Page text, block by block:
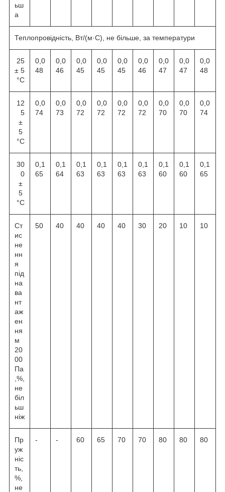
ьш
а
Теплопровідність, Вт/(м·С), не більше, за температури
25
± 5
°С
0,0
48
0,0
46
0,0
45
0,0
45
0,0
45
0,0
46
0,0
47
0,0
47
0,0
48
12
5
±
5
°С
0,0
74
0,0
73
0,0
72
0,0
72
0,0
72
0,0
72
0,0
70
0,0
70
0,0
74
30
0
±
5
°С
0,1
65
0,1
64
0,1
63
0,1
63
0,1
63
0,1
63
0,1
60
0,1
60
0,1
65
Ст
ис
не
нн
я
під
на
ва
нт
аж
ен
ня
м
20
00
Па
,%,
не
біл
ьш
ніж
50 40 40 40 40 30 20 10 10
Пр
уж
ніс
ть,
%,
не
- - 60 65 70 70 80 80 80